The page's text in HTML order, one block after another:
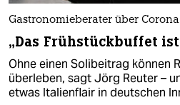
Gastronomieberater über Corona
„Das Frühstückbuffet
Ohne einen Solibeitrag können
überleben, sagt Jörg Reuter –
etwas Italienflair in deutschen